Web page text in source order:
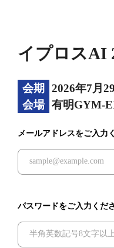
イプロスAI
会期
2026年7月
会場 有明GYM-
メールアドレスをご入力
パスワードをご入力くだ